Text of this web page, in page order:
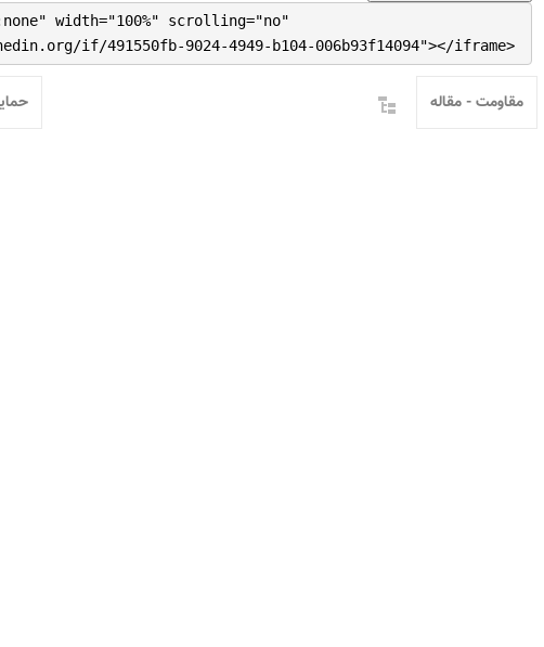
width="100%" scrolling="no"
if/491550fb-9024-4949-b104-006b93f14094"></iframe>
مقاومت - مقاله